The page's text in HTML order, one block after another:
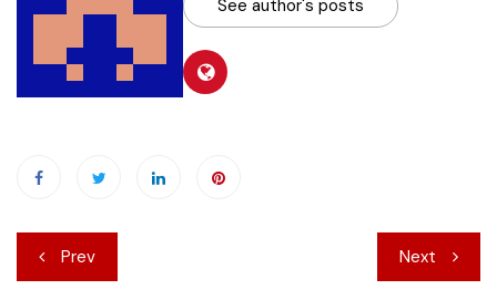
See author's posts
Navigation
Prev Next